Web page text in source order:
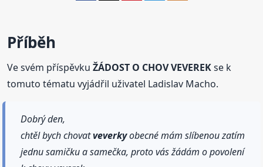
Příběh
Ve svém příspěvkuŽÁDOST O CHOV VEVEREKse k
tomuto tématu vyjádřil uživatel Ladislav Macho.
Dobrý den,
chtěl bych chovatveverkyobecné mám slíbenou zatím
jednu samičku a samečka, proto vás žádám o povolení